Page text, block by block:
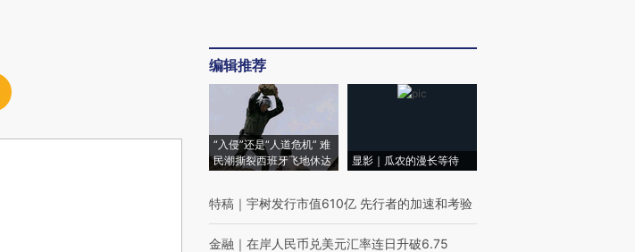
编辑推荐
“入侵”还是“人道危机” 难
民潮撕裂西班牙飞地休达
显影｜瓜农的漫长等待
特稿 ｜ 宇树发行市值610亿 先行者的加速和考验
金融 ｜ 在岸人民币兑美元汇率连日升破6.75